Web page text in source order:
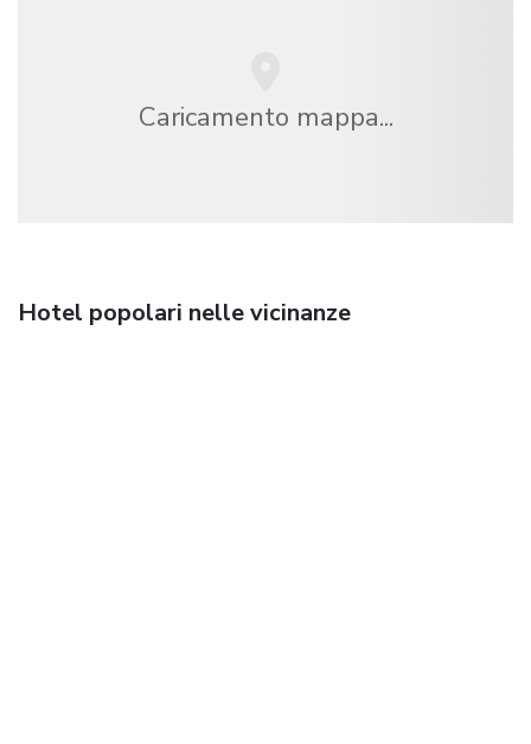
Caricamento mappa...
Hotel popolari nelle vicinanze